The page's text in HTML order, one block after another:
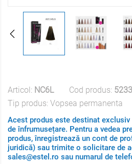
Articol: NC6L Cod produs:
Tip produs: Vopsea permanenta
Acest produs este destinat
de înfrumusețare. Pentru a vedea
produs, înregistrează un cont de
juridică) sau trimite o solicitare de
sales@estel.ro sau numarul de